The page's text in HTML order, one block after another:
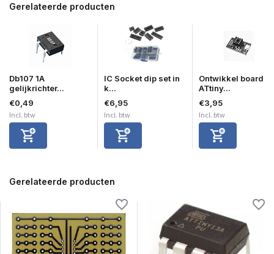
Gerelateerde producten
Db107 1A
gelijkrichter...
€0,49
Incl. btw
IC Socket dip set in
k...
€6,95
Incl. btw
Ontwikkel board
ATtiny...
€3,95
Incl. btw
Gerelateerde producten